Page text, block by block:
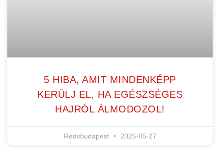
5 HIBA, AMIT MINDENKÉPP
KERÜLJ EL, HA EGÉSZSÉGES
HAJRÓL ÁLMODOZOL!
Redsbudapest 2025-05-27